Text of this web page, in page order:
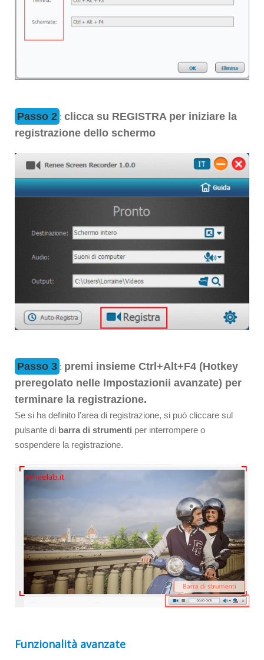
Passo 2 : clicca su REGISTRA per iniziare la
registrazione dello schermo
Passo 3 : premi insieme Ctrl+Alt+F4 (Hotkey
preregolato nelle Impostazionii avanzate) per
terminare la registrazione.
Se si ha definito l’area di registrazione, si può cliccare sul
pulsante di barra di strumenti per interrompere o
sospendere la registrazione.
Funzionalità avanzate